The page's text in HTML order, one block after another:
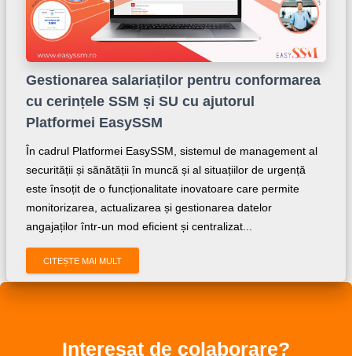
Gestionarea salariaților pentru conformarea
cu cerințele SSM și SU cu ajutorul
Platformei EasySSM
În cadrul Platformei EasySSM, sistemul de management al
securității și sănătății în muncă și al situațiilor de urgență
este însoțit de o funcționalitate inovatoare care permite
monitorizarea, actualizarea și gestionarea datelor
angajaților într-un mod eficient și centralizat...
CITEȘTE MAI MULT
Interesat de colaborare?